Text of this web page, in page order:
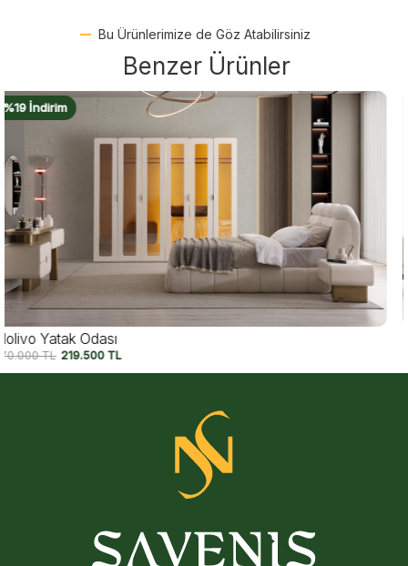
Bu Ürünlerimize de Göz Atabilirsiniz
Benzer Ürünler
%17 İndirim
Belize Yatak Odası
252.500TL 210.000TL